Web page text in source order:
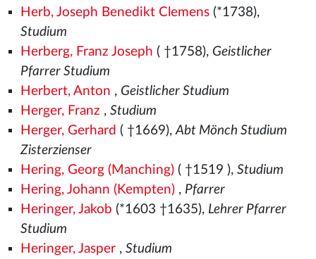
Herb, Joseph Benedikt Clemens(*1738),
Studium
Herberg, Franz Joseph ( †1758), Geistlicher
Pfarrer Studium
Herbert, Anton , Geistlicher Studium
Herger, Franz , Studium
Herger, Gerhard ( †1669),Abt Mönch Studium
Zisterzienser
Hering, Georg (Manching)( †1519 ), Studium
Hering, Johann (Kempten), Pfarrer
Heringer, Jakob (*1603 †1635), Lehrer Pfarrer
Studium
Heringer, Jasper, Studium